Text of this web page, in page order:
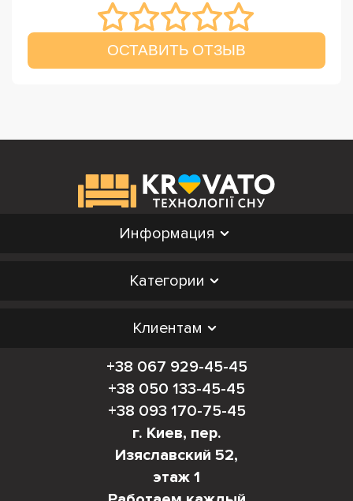
ОСТАВИТЬ ОТЗЫВ
Информация
Категории
Клиентам
+38 067 929-45-45
+38 050 133-45-45
+38 093 170-75-45
г. Киев, пер.
Изяславский 52,
этаж 1